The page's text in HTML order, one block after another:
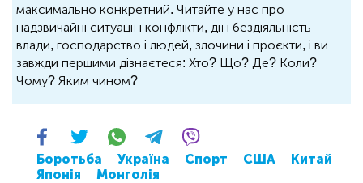
максимально конкретний. Читайте у нас про
надзвичайні ситуації і конфлікти, дії і бездіяльність
влади, господарство і людей, злочини і проєкти, і ви
завжди першими дізнаєтеся: Хто? Що? Де? Коли?
Чому? Яким чином?
Боротьба Україна Спорт США
Китай
Японія
Монголія